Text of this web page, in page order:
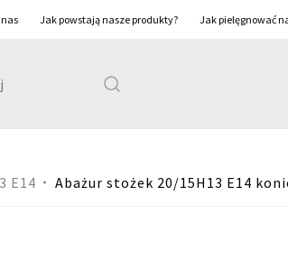
nas Jak powstają nasze produkty? Jak pielęgnować
E14 Abażur stożek 20/15H13 E14